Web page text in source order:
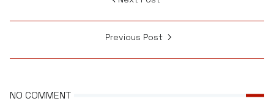
Previous Post
NO COMMENT